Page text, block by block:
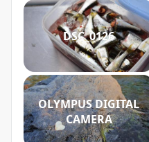
DSC_0126
OLYMPUS DIGITAL
CAMERA